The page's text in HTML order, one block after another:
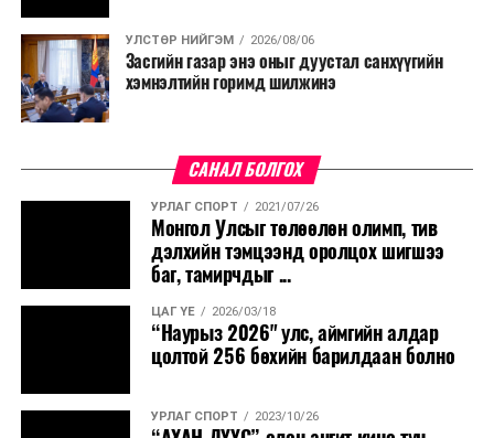
УЛСТӨР НИЙГЭМ 2026/08/06
Засгийн газар энэ оныг дуустал санхүүгийн
хэмнэлтийн горимд шилжинэ
САНАЛ БОЛГОХ
УРЛАГ СПОРТ 2021/07/26
Монгол Улсыг төлөөлөн олимп, тив
дэлхийн тэмцээнд оролцох шигшээ
баг, тамирчдыг ...
ЦАГ ҮЕ 2026/03/18
“Наурыз 2026" улс, аймгийн алдар
цолтой 256 бөхийн барилдаан болно
УРЛАГ СПОРТ 2023/10/26